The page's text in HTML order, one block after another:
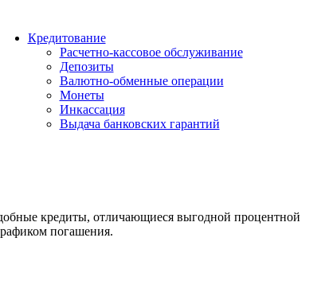
Кредитование
Расчетно-кассовое обслуживание
Депозиты
Валютно-обменные операции
Монеты
Инкассация
Выдача банковских гарантий
кредиты, отличающиеся выгодной процентной
погашения.